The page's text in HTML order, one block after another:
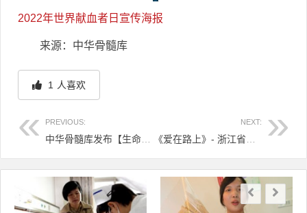
2022年世界献血者日宣传海报
来源：中华骨髓库
1 人喜欢
PREVIOUS: NEXT:
文章导航